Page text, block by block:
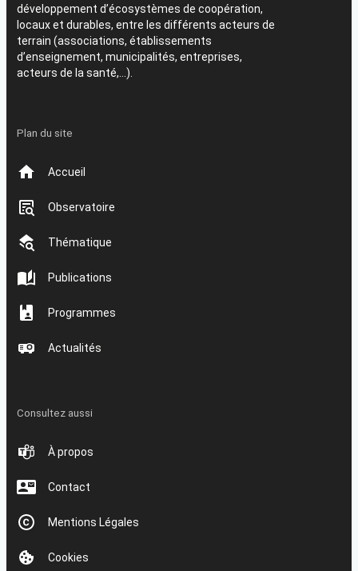
développement d’écosystèmes de coopération,
locaux et durables, entre les différents acteurs de
terrain (associations, établissements
d’enseignement, municipalités, entreprises,
acteurs de la santé,…).
Plan du site
Accueil
Observatoire
Thématique
Publications
Programmes
Actualités
Consultez aussi
À propos
Contact
Mentions Légales
Cookies